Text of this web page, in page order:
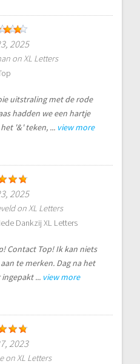
2025
onXL Letters
uitstraling met de rode
hadden we een hartje
'&' teken, ... view more
2025
onXL Letters
Dankzij XL Letters
Contact Top! Ik kan niets
te merken. Dag na het
... view more
2023
onXL Letters